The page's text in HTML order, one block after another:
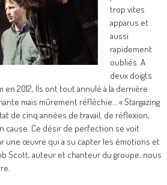
trop vites
apparus et
aussi
rapidement
oubliés. A
deux doigts
2012, Ils ont tout annulé à la dernière
mais mûrement réfléchie… « Stargazing
de cinq années de travail, de réflexion,
cause. Ce désir de perfection se voit
une œuvre qui a su capter les émotions et
Scott, auteur et chanteur du groupe, nous